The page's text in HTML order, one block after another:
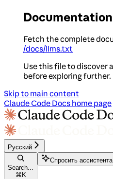
Fetch the complete
/docs/llms.txt
Use this file to discover
before exploring further.
Skip to main content
Claude Code Docs home page
Русский
Search...
⌘ K
Спросить ассистента